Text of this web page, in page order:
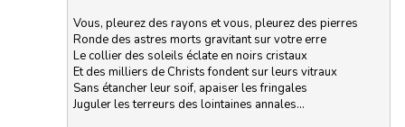
Vous, pleurez des rayons et vous, pleurez des pierres
Ronde des astres morts gravitant sur votre erre
Le collier des soleils éclate en noirs cristaux
Et des milliers de Christs fondent sur leurs vitraux
Sans étancher leur soif, apaiser les fringales
Juguler les terreurs des lointaines annales…